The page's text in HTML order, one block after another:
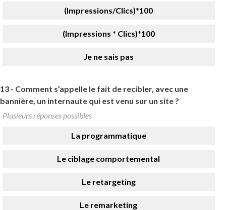
(Impressions/Clics)*100
(Impressions * Clics)*100
Je ne sais pas
13 - Comment s’appelle le fait de recibler, avec une
bannière, un internaute qui est venu sur un site ?
Plusieurs réponses possibles
La programmatique
Le ciblage comportemental
Le retargeting
Le remarketing